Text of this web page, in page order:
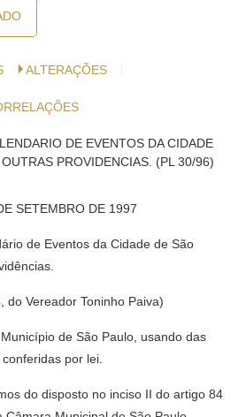
ALTERAÇÕES
DE EVENTOS DA CIDADE
PROVIDENCIAS. (PL 30/96)
SETEMBRO DE 1997
de Eventos da Cidade de São
do Vereador Toninho Paiva)
de São Paulo, usando das
por lei.
do disposto no inciso II do artigo 84